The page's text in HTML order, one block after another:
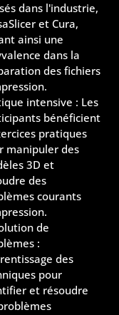
dans l'industrie,
et Cura,
ainsi une
dans la
des fichiers
intensive : Les
bénéficient
pratiques
manipuler des
3D et
des
courants
de
:
des
pour
et résoudre